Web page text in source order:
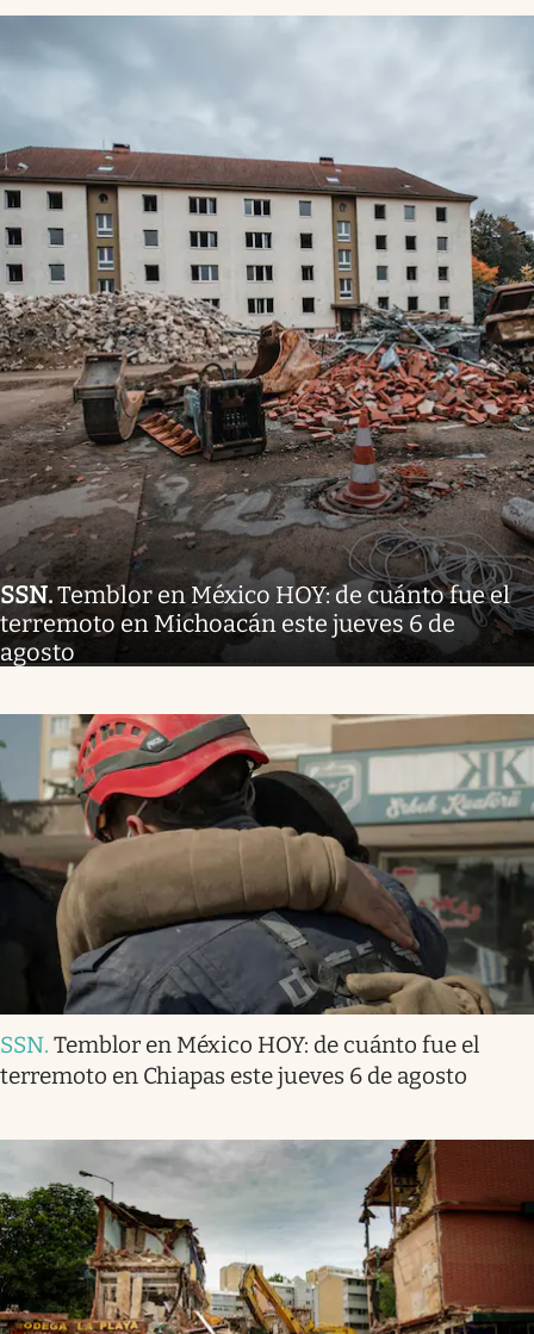
SSN.Temblor en México HOY: de cuánto fue el
terremoto en Michoacán este jueves 6 de
agosto
SSN. Temblor en México HOY: de cuánto fue el
terremoto en Chiapas este jueves 6 de agosto